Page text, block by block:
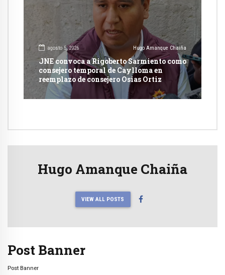
agosto 5, 2026 Hugo Amanque Chaiña
JNE convoca a Rigoberto Sarmiento como
consejero temporal de Caylloma en
reemplazo de consejero Osias Ortiz
Hugo Amanque Chaiña
VIEW ALL POSTS
Post Banner
Post Banner